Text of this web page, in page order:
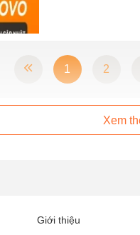
1 2
Xem
Giới thiệu